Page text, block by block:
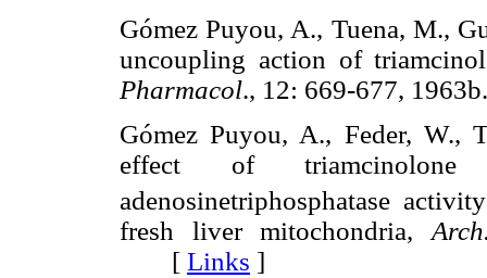
Gómez Puyou, A., Tuena, M.,
uncoupling action of
Pharmacol., 12: 669-677,
Gómez Puyou, A., Feder, W.,
effect of
adenosinetriphosphatase
fresh liver mitochondria,
[ Links ]